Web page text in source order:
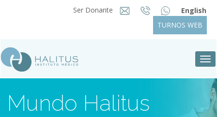
Ser Donante
English
TURNOS WEB
Mundo Halitus